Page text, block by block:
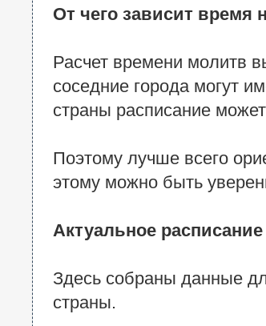
От чего зависит время
Расчет времени молитв
соседние города могут
страны расписание
Поэтому лучше всего
этому можно быть
Актуальное
Здесь собраны данные
страны.